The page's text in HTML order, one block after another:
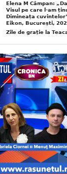
Elena M Câmpan:
Visul pe care l-am
Dimineața
Eikon, București,
Zile de grație la